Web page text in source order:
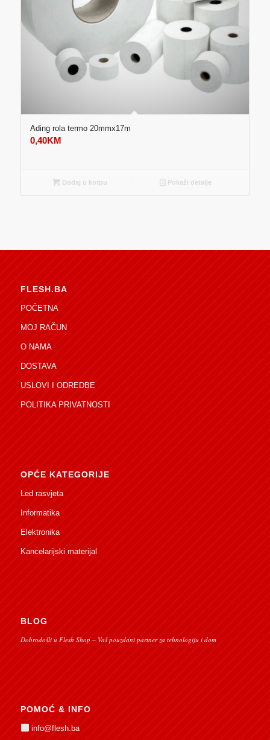
Ading rola termo 20mmx17m
0,40KM
Dodaj u korpu Pokaži detalje
FLESH.BA
POČETNA
MOJ RAČUN
O NAMA
DOSTAVA
USLOVI I ODREDBE
POLITIKA PRIVATNOSTI
OPĆE KATEGORIJE
Led rasvjeta
Informatika
Elektronika
Kancelarijski materijal
BLOG
Dobrodošli u Flesh Shop – Vaš pouzdani partner za tehnologiju i dom
POMOĆ & INFO
info@flesh.ba